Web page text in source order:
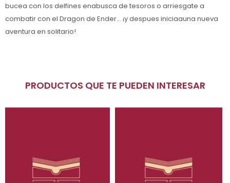
bucea con los delfines enabusca de tesoros o arriesgate a
combatir con el Dragon de Ender... ¡y despues iniciaauna nueva
aventura en solitario!
PRODUCTOS QUE TE PUEDEN INTERESAR